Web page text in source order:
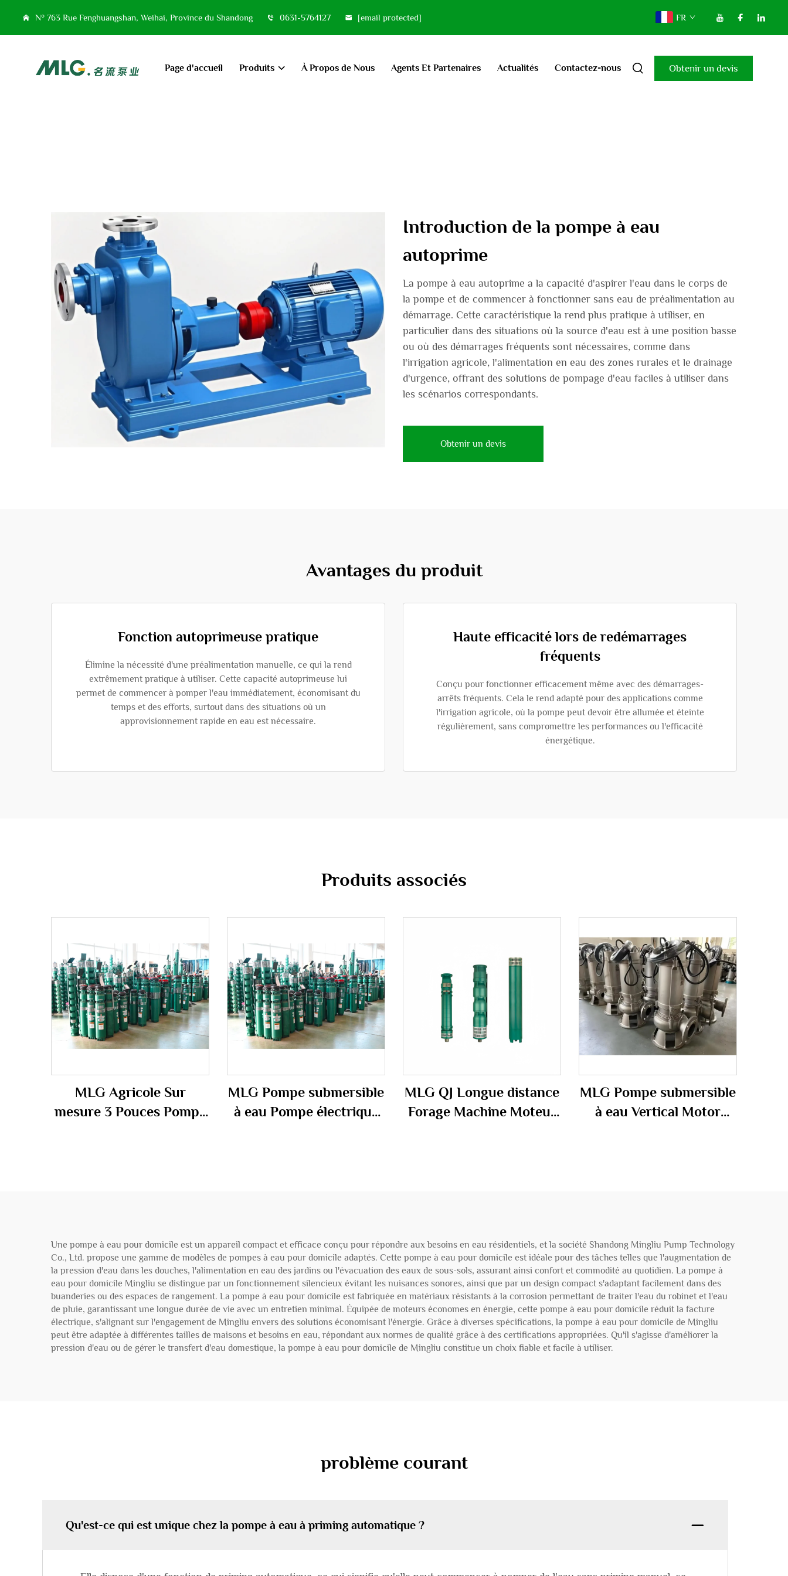
N° 763 Rue Fenghuangshan, Weihai, Province du Shandong 0631-5764127 [email protected] FR
Page d'accueil Produits À Propos de Nous Agents Et Partenaires Actualités Contactez-nous Obtenir un devis
Introduction de la pompe à eau
autoprime
La pompe à eau autoprime a la capacité d'aspirer l'eau dans le corps de
la pompe et de commencer à fonctionner sans eau de préalimentation au
démarrage. Cette caractéristique la rend plus pratique à utiliser, en
particulier dans des situations où la source d'eau est à une position basse
ou où des démarrages fréquents sont nécessaires, comme dans
l'irrigation agricole, l'alimentation en eau des zones rurales et le drainage
d'urgence, offrant des solutions de pompage d'eau faciles à utiliser dans
les scénarios correspondants.
Obtenir un devis
Avantages du produit
Fonction autoprimeuse pratique
Élimine la nécessité d'une préalimentation manuelle, ce qui la rend
extrêmement pratique à utiliser. Cette capacité autoprimeuse lui
permet de commencer à pomper l'eau immédiatement, économisant du
temps et des efforts, surtout dans des situations où un
approvisionnement rapide en eau est nécessaire.
Haute efficacité lors de redémarrages
fréquents
Conçu pour fonctionner efficacement même avec des démarrages-
arrêts fréquents. Cela le rend adapté pour des applications comme
l'irrigation agricole, où la pompe peut devoir être allumée et éteinte
régulièrement, sans compromettre les performances ou l'efficacité
énergétique.
Produits associés
MLG Agricole Sur
mesure 3 Pouces Pompe
MLG Pompe submersible
à eau Pompe électrique
MLG QJ Longue distance
Forage Machine Moteur
MLG Pompe submersible
à eau Vertical Motor
Une pompe à eau pour domicile est un appareil compact et efficace conçu pour répondre aux besoins en eau résidentiels, et la société Shandong Mingliu Pump Technology
Co., Ltd. propose une gamme de modèles de pompes à eau pour domicile adaptés. Cette pompe à eau pour domicile est idéale pour des tâches telles que l'augmentation de
la pression d'eau dans les douches, l'alimentation en eau des jardins ou l'évacuation des eaux de sous-sols, assurant ainsi confort et commodité au quotidien. La pompe à
eau pour domicile Mingliu se distingue par un fonctionnement silencieux évitant les nuisances sonores, ainsi que par un design compact s'adaptant facilement dans des
buanderies ou des espaces de rangement. La pompe à eau pour domicile est fabriquée en matériaux résistants à la corrosion permettant de traiter l'eau du robinet et l'eau
de pluie, garantissant une longue durée de vie avec un entretien minimal. Équipée de moteurs économes en énergie, cette pompe à eau pour domicile réduit la facture
électrique, s'alignant sur l'engagement de Mingliu envers des solutions économisant l'énergie. Grâce à diverses spécifications, la pompe à eau pour domicile de Mingliu
peut être adaptée à différentes tailles de maisons et besoins en eau, répondant aux normes de qualité grâce à des certifications appropriées. Qu'il s'agisse d'améliorer la
pression d'eau ou de gérer le transfert d'eau domestique, la pompe à eau pour domicile de Mingliu constitue un choix fiable et facile à utiliser.
problème courant
Qu'est-ce qui est unique chez la pompe à eau à priming automatique ?